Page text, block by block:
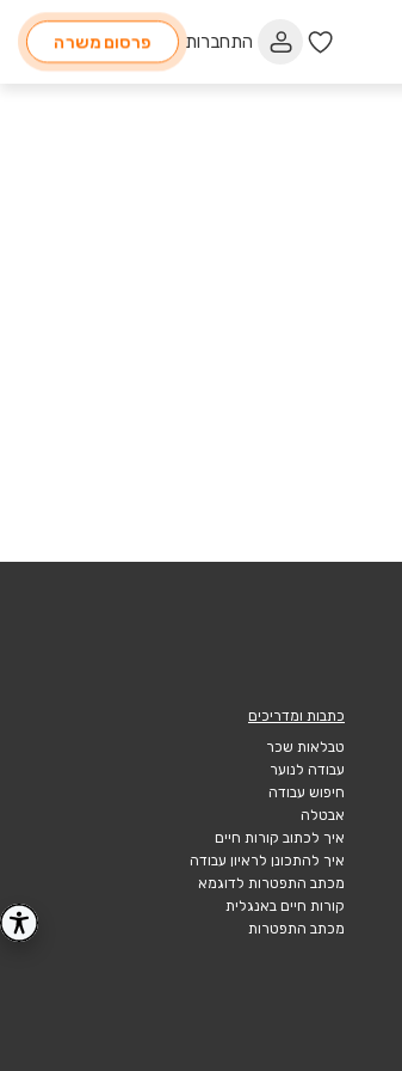
התחברות פרסום משרה
כתבות ומדריכים
טבלאות שכר
עבודה לנוער
חיפוש עבודה
אבטלה
איך לכתוב קורות חיים
איך להתכונן לראיון עבודה
מכתב התפטרות לדוגמא
קורות חיים באנגלית
מכתב התפטרות